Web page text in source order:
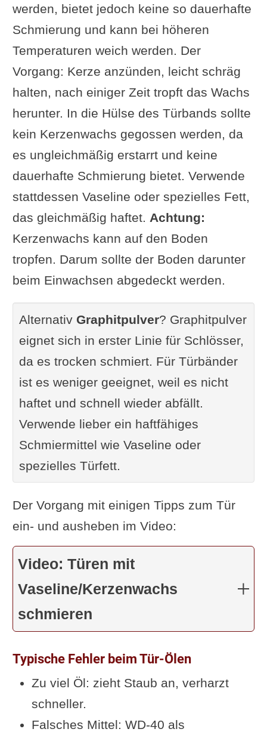
werden, bietet jedoch keine so dauerhafte
Schmierung und kann bei höheren
Temperaturen weich werden. Der
Vorgang: Kerze anzünden, leicht schräg
halten, nach einiger Zeit tropft das Wachs
herunter. In die Hülse des Türbands sollte
kein Kerzenwachs gegossen werden, da
es ungleichmäßig erstarrt und keine
dauerhafte Schmierung bietet. Verwende
stattdessen Vaseline oder spezielles Fett,
das gleichmäßig haftet. Achtung:
Kerzenwachs kann auf den Boden
tropfen. Darum sollte der Boden darunter
beim Einwachsen abgedeckt werden.
Alternativ Graphitpulver? Graphitpulver
eignet sich in erster Linie für Schlösser,
da es trocken schmiert. Für Türbänder
ist es weniger geeignet, weil es nicht
haftet und schnell wieder abfällt.
Verwende lieber ein haftfähiges
Schmiermittel wie Vaseline oder
spezielles Türfett.
Der Vorgang mit einigen Tipps zum Tür
ein- und ausheben im Video:
Video: Türen mit
Vaseline/Kerzenwachs
schmieren
Typische Fehler beim Tür-Ölen
Zu viel Öl: zieht Staub an, verharzt
schneller.
Falsches Mittel: WD-40 als